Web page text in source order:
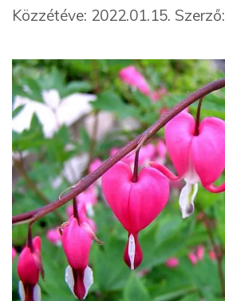
Közzétéve: 2022.01.15. Szerző: